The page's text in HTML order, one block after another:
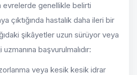
evrelerde genellikle belirti
çıktığında hastalık daha ileri bir
şikâyetler uzun sürüyor veya
başvurulmalıdır:
veya kesik kesik idrar